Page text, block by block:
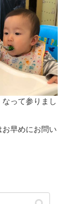
って参りまし
早めにお問い